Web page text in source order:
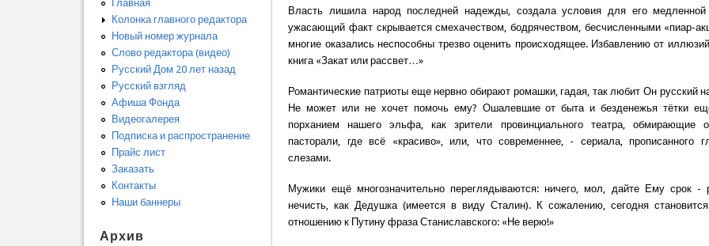
Власть лишила народ последней надежды, создала условия для его медленной
ужасающий факт скрывается смехачеством, бодрячеством, бесчисленными «пиар-
многие оказались неспособны трезво оценить происходящее. Избавлению от
книга «Закат или рассвет…»
Романтические патриоты еще нервно обирают ромашки, гадая, так любит Он русский
Не может или не хочет помочь ему? Ошалевшие от быта и безденежья тётки
порханием нашего эльфа, как зрители провинциального театра, обмирающие
пасторали, где всё «красиво», или, что современнее, - сериала, прописанного
слезами.
Мужики ещё многозначительно переглядываются: ничего, мол, дайте Ему срок -
нечисть, как Дедушка (имеется в виду Сталин). К сожалению, сегодня
отношению к Путину фраза Станиславского: «Не верю!»
Главная
Колонка главного редактора
Новый номер журнала
Слово редактора (видео)
Русский Дом 20 лет назад
Русский взгляд
Афиша Фонда
Видеогалерея
Подписка и распространение
Прайс лист
Заказать
Контакты
Наши баннеры
Архив